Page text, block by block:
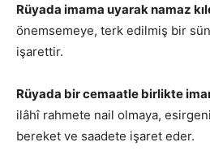
Rüyada imama uyarak namaz
önemsemeye, terk edilmiş bir
işarettir.
Rüyada bir cemaatle birlikte
ilâhî rahmete nail olmaya,
bereket ve saadete işaret eder.